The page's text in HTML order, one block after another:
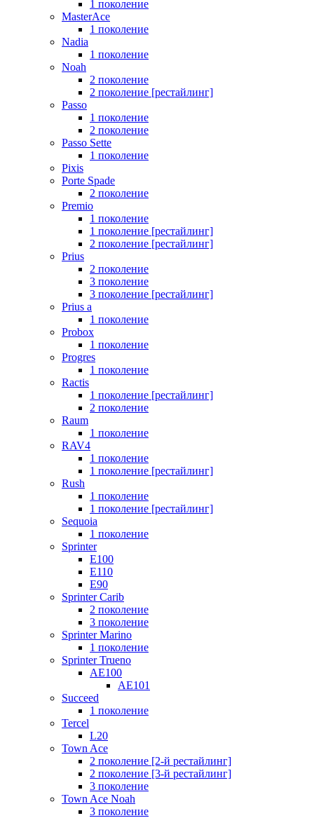
1 поколение
MasterAce
1 поколение
Nadia
1 поколение
Noah
2 поколение
2 поколение [рестайлинг]
Passo
1 поколение
2 поколение
Passo Sette
1 поколение
Pixis
Porte Spade
2 поколение
Premio
1 поколение
1 поколение [рестайлинг]
2 поколение [рестайлинг]
Prius
2 поколение
3 поколение
3 поколение [рестайлинг]
Prius a
1 поколение
Probox
1 поколение
Progres
1 поколение
Ractis
1 поколение [рестайлинг]
2 поколение
Raum
1 поколение
RAV4
1 поколение
1 поколение [рестайлинг]
Rush
1 поколение
1 поколение [рестайлинг]
Sequoia
1 поколение
Sprinter
E100
E110
E90
Sprinter Carib
2 поколение
3 поколение
Sprinter Marino
1 поколение
Sprinter Trueno
AE100
AE101
Succeed
1 поколение
Tercel
L20
Town Ace
2 поколение [2-й рестайлинг]
2 поколение [3-й рестайлинг]
3 поколение
Town Ace Noah
3 поколение